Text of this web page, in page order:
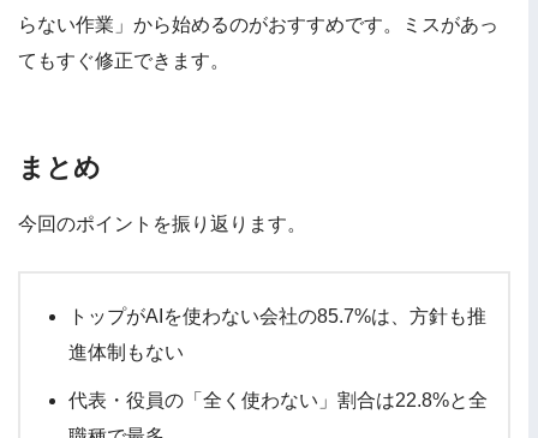
らない作業」から始めるのがおすすめです。ミスがあっ
てもすぐ修正できます。
まとめ
今回のポイントを振り返ります。
トップがAIを使わない会社の85.7%は、方針も推
進体制もない
代表・役員の「全く使わない」割合は22.8%と全